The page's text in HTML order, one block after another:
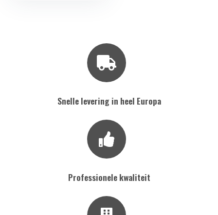
Snelle levering in heel Europa
Professionele kwaliteit